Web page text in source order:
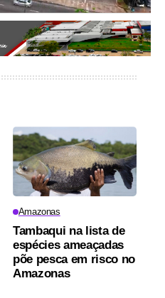
Amazonas
Tambaqui na lista de
espécies ameaçadas
põe pesca em risco no
Amazonas